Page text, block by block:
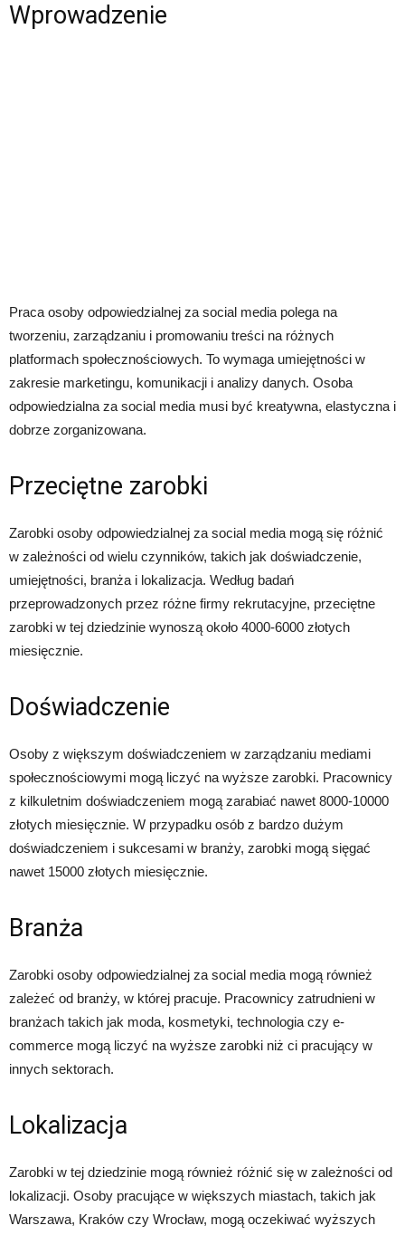
Wprowadzenie
Praca osoby odpowiedzialnej za social media polega na
tworzeniu, zarządzaniu i promowaniu treści na różnych
platformach społecznościowych. To wymaga umiejętności w
zakresie marketingu, komunikacji i analizy danych. Osoba
odpowiedzialna za social media musi być kreatywna, elastyczna i
dobrze zorganizowana.
Przeciętne zarobki
Zarobki osoby odpowiedzialnej za social media mogą się różnić
w zależności od wielu czynników, takich jak doświadczenie,
umiejętności, branża i lokalizacja. Według badań
przeprowadzonych przez różne firmy rekrutacyjne, przeciętne
zarobki w tej dziedzinie wynoszą około 4000-6000 złotych
miesięcznie.
Doświadczenie
Osoby z większym doświadczeniem w zarządzaniu mediami
społecznościowymi mogą liczyć na wyższe zarobki. Pracownicy
z kilkuletnim doświadczeniem mogą zarabiać nawet 8000-10000
złotych miesięcznie. W przypadku osób z bardzo dużym
doświadczeniem i sukcesami w branży, zarobki mogą sięgać
nawet 15000 złotych miesięcznie.
Branża
Zarobki osoby odpowiedzialnej za social media mogą również
zależeć od branży, w której pracuje. Pracownicy zatrudnieni w
branżach takich jak moda, kosmetyki, technologia czy e-
commerce mogą liczyć na wyższe zarobki niż ci pracujący w
innych sektorach.
Lokalizacja
Zarobki w tej dziedzinie mogą również różnić się w zależności od
lokalizacji. Osoby pracujące w większych miastach, takich jak
Warszawa, Kraków czy Wrocław, mogą oczekiwać wyższych